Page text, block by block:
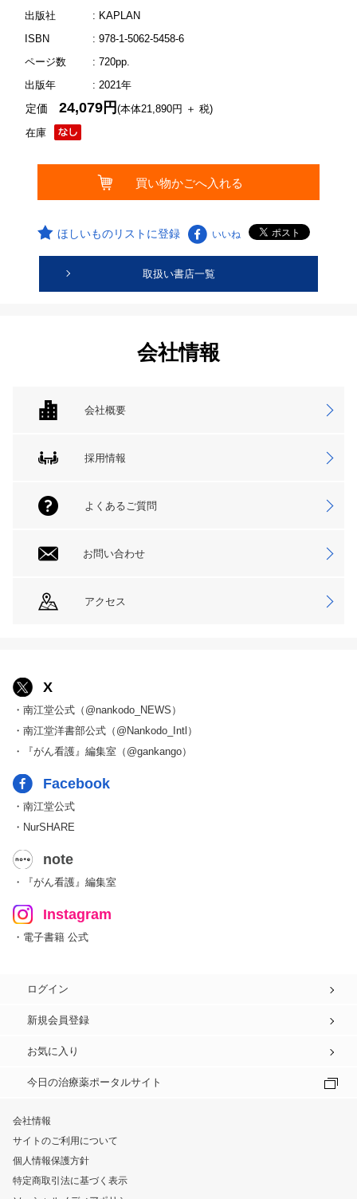
出版社
: KAPLAN
ISBN
: 978-1-5062-5458-6
ページ数
: 720pp.
出版年
: 2021年
在庫
定価24,079円(本体21,890円 ＋ 税)
ほしいものリストに登録 いいね
取扱い書店一覧
会社情報
会社概要
採用情報
よくあるご質問
お問い合わせ
アクセス
X
・南江堂公式（@nankodo_NEWS）
・南江堂洋書部公式（@Nankodo_Intl）
・『がん看護』編集室（@gankango）
Facebook
・南江堂公式
・NurSHARE
note
・『がん看護』編集室
Instagram
・電子書籍 公式
ログイン
新規会員登録
お気に入り
今日の治療薬ポータルサイト
会社情報
サイトのご利用について
個人情報保護方針
特定商取引法に基づく表示